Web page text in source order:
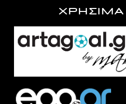
ΧΡΗΣΙΜΑ